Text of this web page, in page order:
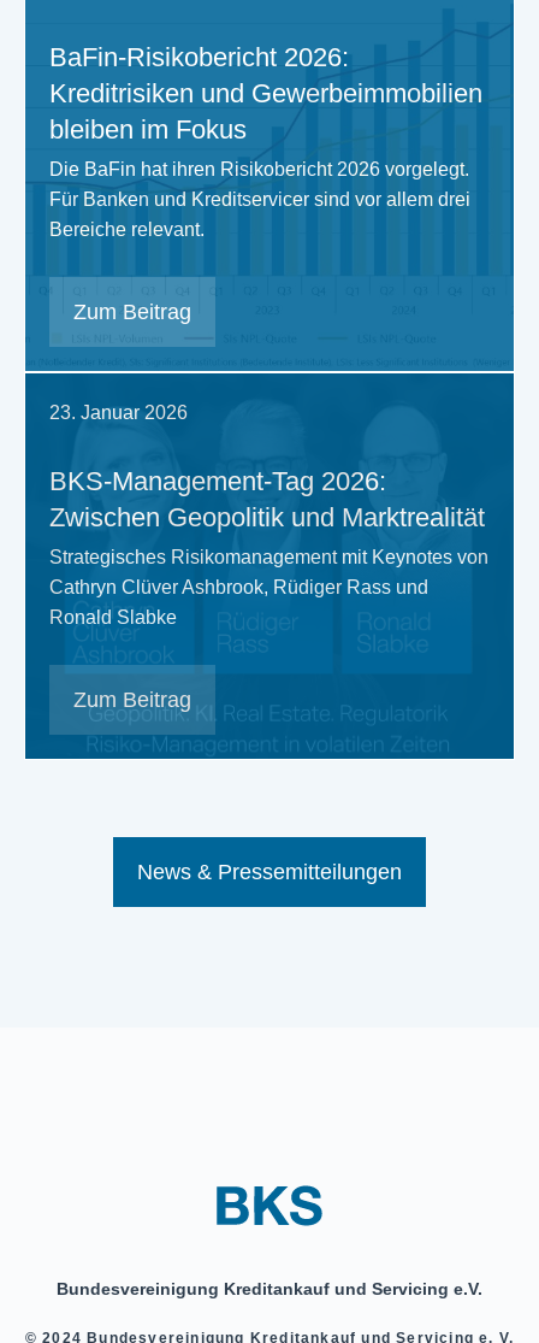
BaFin-Risikobericht 2026:
Kreditrisiken und Gewerbeimmobilien
bleiben im Fokus
Die BaFin hat ihren Risikobericht 2026 vorgelegt.
Für Banken und Kreditservicer sind vor allem drei
Bereiche relevant.
Zum Beitrag
23. Januar 2026
BKS-Management-Tag 2026:
Zwischen Geopolitik und Marktrealität
Strategisches Risikomanagement mit Keynotes von
Cathryn Clüver Ashbrook, Rüdiger Rass und
Ronald Slabke
Zum Beitrag
News & Pressemitteilungen
Bundesvereinigung Kreditankauf und Servicing e.V.
© 2024 Bundesvereinigung Kreditankauf und Servicing e. V.